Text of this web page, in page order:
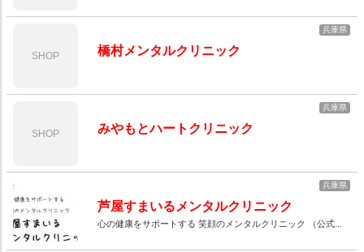
SHOP
兵庫県
橋村メンタルクリニック
SHOP
兵庫県
みやもとハートクリニック
兵庫県
芦屋すまいるメンタルクリニック
​心の健康をサポートする 笑顔のメンタルクリニック （公式...